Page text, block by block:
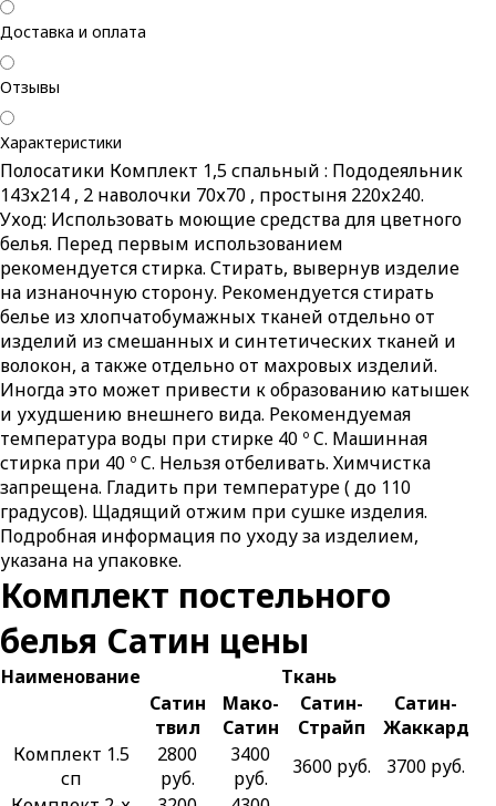
Доставка и оплата
Отзывы
Характеристики
Полосатики Комплект 1,5 спальный : Пододеяльник
143х214 , 2 наволочки 70х70 , простыня 220х240.
Уход: Использовать моющие средства для цветного
белья. Перед первым использованием
рекомендуется стирка. Стирать, вывернув изделие
на изнаночную сторону. Рекомендуется стирать
белье из хлопчатобумажных тканей отдельно от
изделий из смешанных и синтетических тканей и
волокон, а также отдельно от махровых изделий.
Иногда это может привести к образованию катышек
и ухудшению внешнего вида. Рекомендуемая
температура воды при стирке 40 º C. Машинная
стирка при 40 º C. Нельзя отбеливать. Химчистка
запрещена. Гладить при температуре ( до 110
градусов). Щадящий отжим при сушке изделия.
Подробная информация по уходу за изделием,
указана на упаковке.
Комплект постельного
белья Сатин цены
Наименование
Ткань
Сатин
твил
Мако-
Сатин
Сатин-
Страйп
Сатин-
Жаккард
Комплект 1.5
сп
2800
руб.
3400
руб.
3600 руб.
3700 руб.